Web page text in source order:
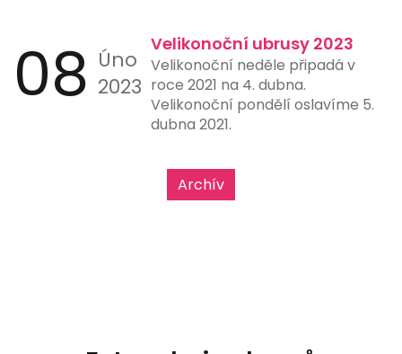
08 Úno
2023
Velikonoční ubrusy 2023
Velikonoční neděle připadá v
roce 2021 na 4. dubna.
Velikonoční pondělí oslavíme 5.
dubna 2021.
Archív